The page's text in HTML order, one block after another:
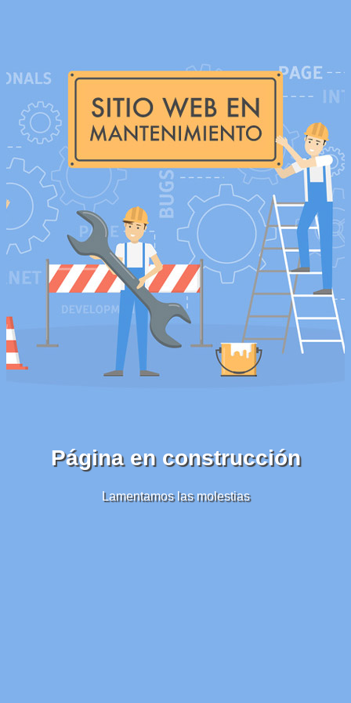
Página en construcción
Lamentamos las molestias